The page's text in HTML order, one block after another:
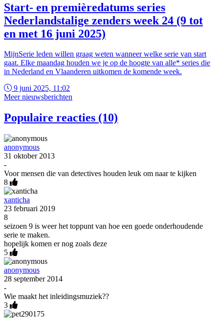
Start- en premièredatums series
Nederlandstalige zenders week 24 (9 tot
en met 16 juni 2025)
MijnSerie leden willen graag weten wanneer welke serie van start
gaat. Elke maandag houden we je op de hoogte van alle* series die
in Nederland en Vlaanderen uitkomen de komende week.
9 juni 2025, 11:02
Meer nieuwsberichten
Populaire reacties (10)
anonymous
31 oktober 2013
-
Voor mensen die van detectives houden leuk om naar te kijken
8
xanticha
23 februari 2019
8
seizoen 9 is weer het toppunt van hoe een goede onderhoudende
serie te maken.
hopelijk komen er nog zoals deze
5
anonymous
28 september 2014
-
Wie maakt het inleidingsmuziek??
3